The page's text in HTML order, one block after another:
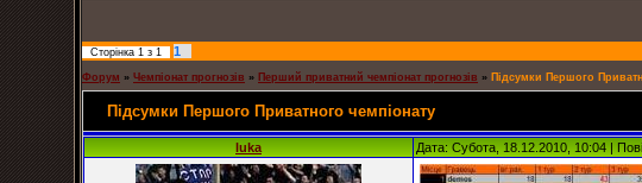
Сторінка 1 з 1 1
Форум » Чемпіонат прогнозів » Перший приватний чемпіонат прогнозів » Підсумки Першого
Підсумки Першого Приватного чемпіонату
luka Дата: Субота, 18.12.2010, 10:04 |